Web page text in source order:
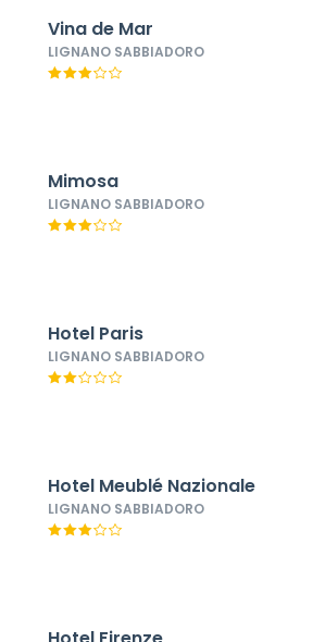
Vina de Mar
LIGNANO SABBIADORO
Mimosa
LIGNANO SABBIADORO
Hotel Paris
LIGNANO SABBIADORO
Hotel Meublé Nazionale
LIGNANO SABBIADORO